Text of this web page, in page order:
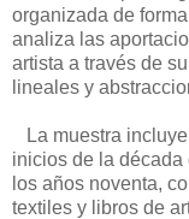
organizada de
analiza las
artista a través de
lineales y
La muestra
inicios de la
los años noventa,
textiles y libros de